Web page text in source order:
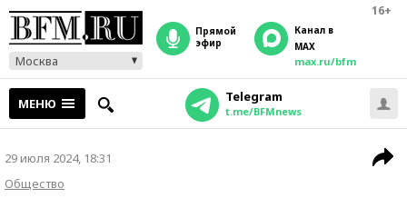
16+
Москва
прямой
эфир
Канал в
MAX
max.ru/bfm
МЕНЮ Telegram
t.me/BFMnews
29 июля 2024, 18:31
Общество